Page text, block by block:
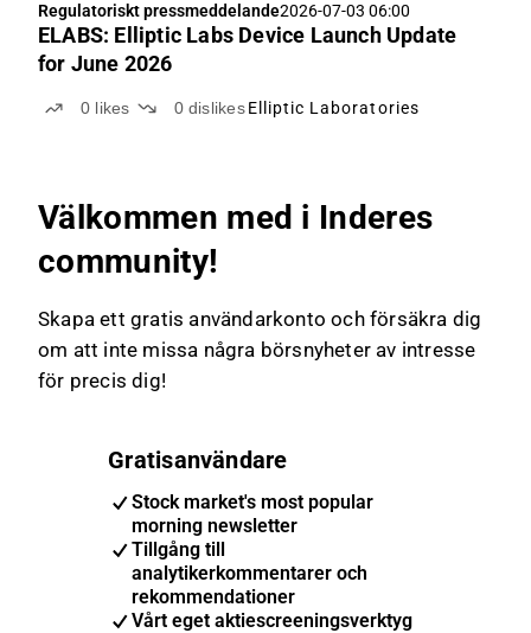
Regulatoriskt pressmeddelande2026-07-03 06:00
ELABS: Elliptic Labs Device Launch Update
for June 2026
0 likes 0 dislikes Elliptic Laboratories
Välkommen med i Inderes
community!
Skapa ett gratis användarkonto och försäkra dig
om att inte missa några börsnyheter av intresse
för precis dig!
Gratisanvändare
Stock market's most popular
morning newsletter
Tillgång till
analytikerkommentarer och
rekommendationer
Vårt eget aktiescreeningsverktyg